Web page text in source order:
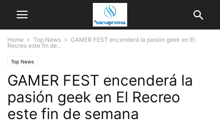
Home Top News
GAMER FEST encenderá la pasión geek en El
Recreo este fin de...
Top News
GAMER FEST encenderá la
pasión geek en El Recreo
este fin de semana